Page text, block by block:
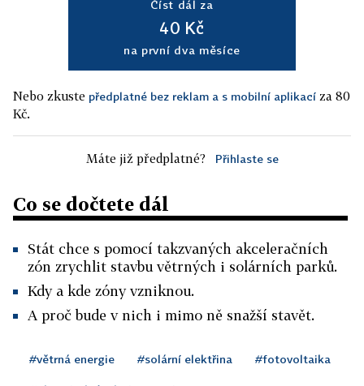
Číst dál za
40 Kč
na první dva měsíce
Nebo zkuste předplatné bez reklam a s mobilní aplikací za 80
Kč.
Máte již předplatné? Přihlaste se
Co se dočtete dál
Stát chce s pomocí takzvaných akceleračních
zón zrychlit stavbu větrných i solárních parků.
Kdy a kde zóny vzniknou.
A proč bude v nich i mimo ně snažší stavět.
#větrná energie #solární elektřina #fotovoltaika